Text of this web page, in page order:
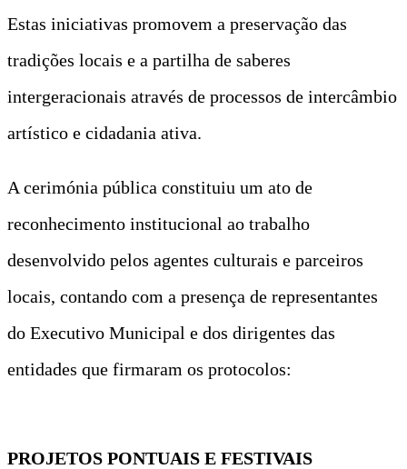
Estas iniciativas promovem a preservação das
tradições locais e a partilha de saberes
intergeracionais através de processos de intercâmbio
artístico e cidadania ativa.
A cerimónia pública constituiu um ato de
reconhecimento institucional ao trabalho
desenvolvido pelos agentes culturais e parceiros
locais, contando com a presença de representantes
do Executivo Municipal e dos dirigentes das
entidades que firmaram os protocolos:
PROJETOS PONTUAIS E FESTIVAIS